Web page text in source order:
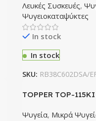
Ψυγειοκαταψύκτης
Λευκές Συσκευές,
Ψυγειοκαταψύκτες
In stock
In stock
SKU: RB38C602DSA/
TOPPER TOP-115KI
Ψυγεία, Μικρά